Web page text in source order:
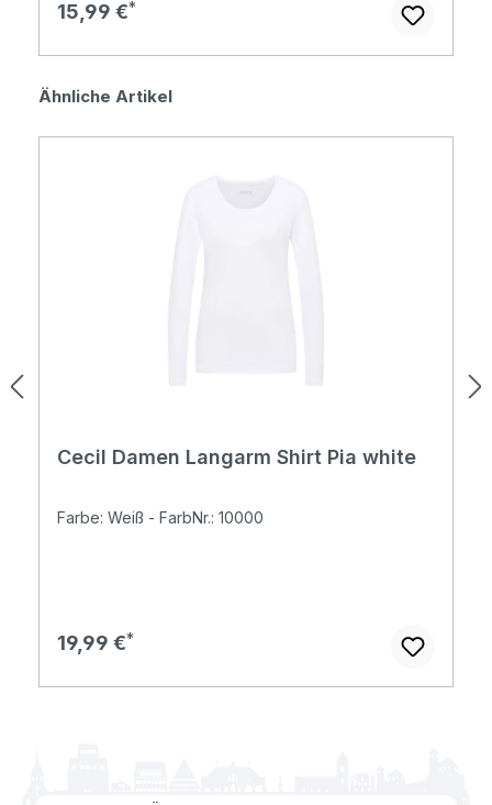
Regulärer Preis:
15,99 €
Produktgalerie überspringen
Ähnliche Artikel
Cecil Damen Langarm Shirt Pia white
Farbe: Weiß - FarbNr.: 10000
Regulärer Preis:
19,99 €